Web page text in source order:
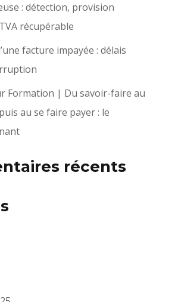
: détection, provision
récupérable
facture impayée : délais
Formation | Du savoir-faire au
au se faire payer : le
récents